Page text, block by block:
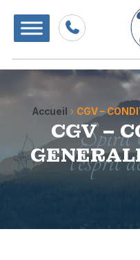
Accueil › CGV –
CGV –